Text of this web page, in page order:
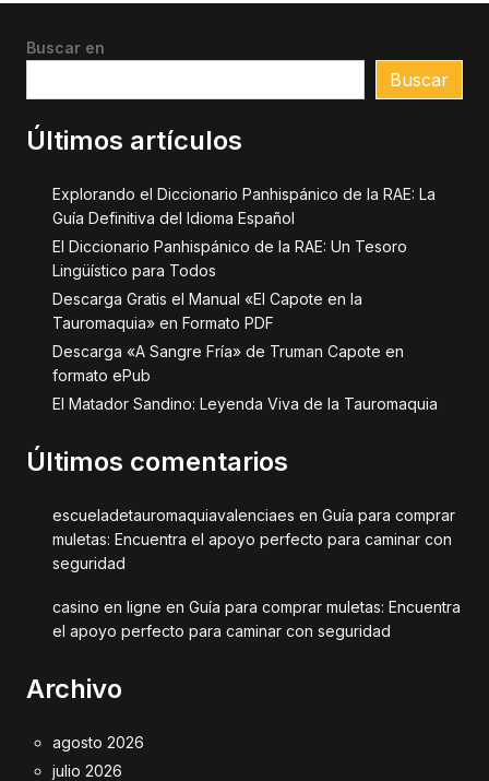
Buscar en
Buscar
Últimos artículos
Explorando el Diccionario Panhispánico de la RAE: La
Guía Definitiva del Idioma Español
El Diccionario Panhispánico de la RAE: Un Tesoro
Lingüístico para Todos
Descarga Gratis el Manual «El Capote en la
Tauromaquia» en Formato PDF
Descarga «A Sangre Fría» de Truman Capote en
formato ePub
El Matador Sandino: Leyenda Viva de la Tauromaquia
Últimos comentarios
escueladetauromaquiavalenciaes en Guía para comprar
muletas: Encuentra el apoyo perfecto para caminar con
seguridad
casino en ligne en Guía para comprar muletas: Encuentra
el apoyo perfecto para caminar con seguridad
Archivo
agosto 2026
julio 2026